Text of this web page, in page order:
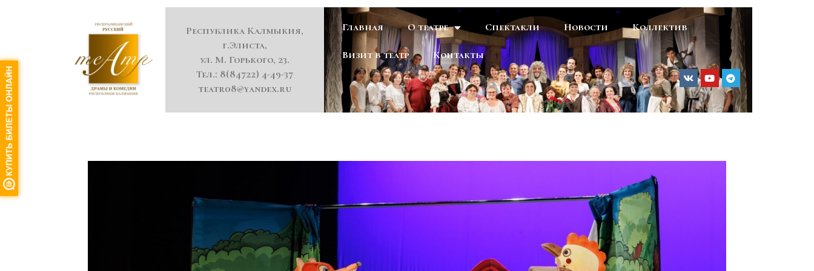
Республика Калмыкия,
г.Элиста,
ул. М. Горького, 23.
Тел.: 8(84722) 4-49-37
teatr08@yandex.ru
Главная О театре Спектакли Новости Коллектив
Визит в театр Контакты